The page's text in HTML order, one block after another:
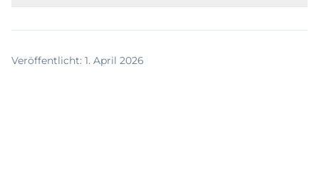
Veröffentlicht: 1. April 2026